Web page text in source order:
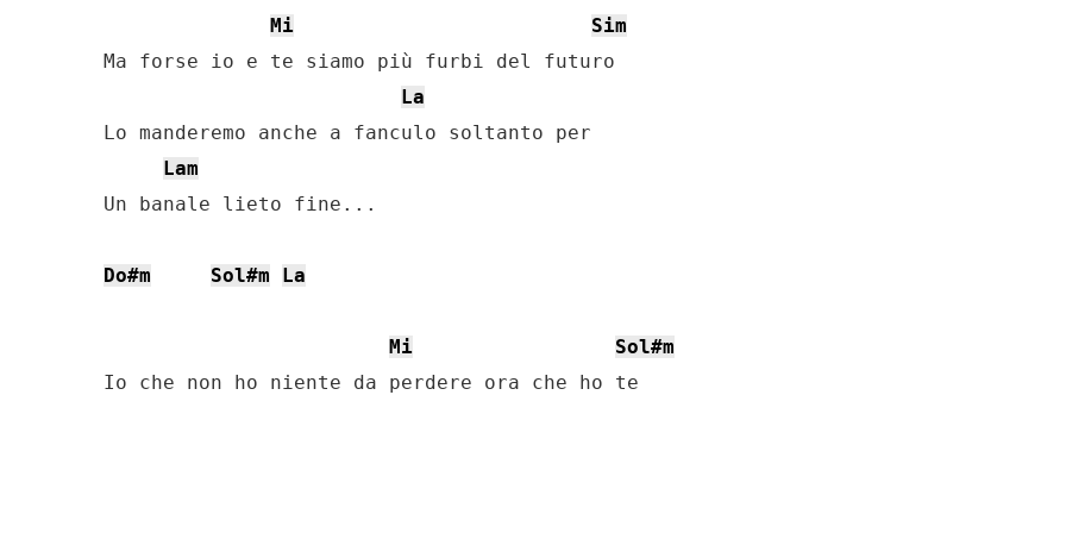
Mi
Sim
Ma forse io e te siamo più furbi del futuro
La
Lo manderemo anche a fanculo soltanto per
Lam
Un banale lieto fine...
Do#m Sol#m La
Mi
Sol#m